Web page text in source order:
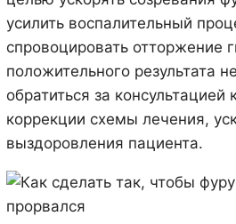
усилить воспалительный
спровоцировать отторжение
положительного результата
обратиться за консультацией
коррекции схемы лечения,
выздоровления пациента.